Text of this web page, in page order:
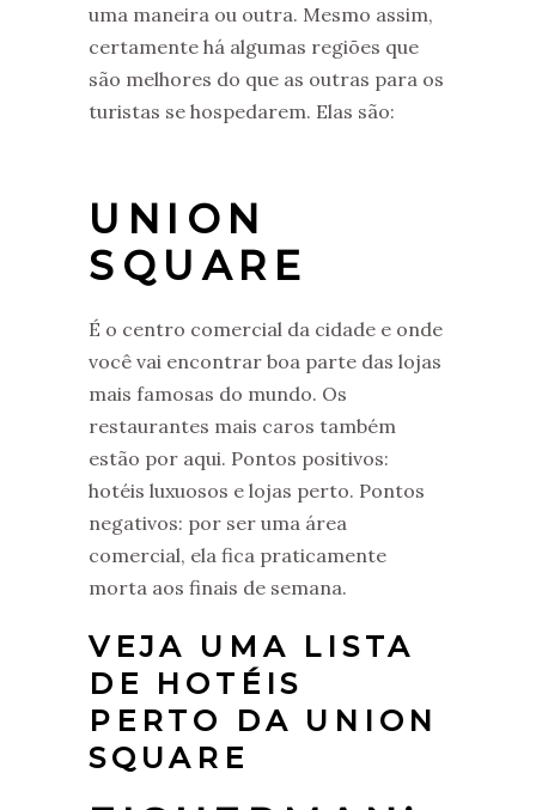
uma maneira ou outra. Mesmo assim,
certamente há algumas regiões que
são melhores do que as outras para os
turistas se hospedarem. Elas são:
UNION
SQUARE
É o centro comercial da cidade e onde
você vai encontrar boa parte das lojas
mais famosas do mundo. Os
restaurantes mais caros também
estão por aqui. Pontos positivos:
hotéis luxuosos e lojas perto. Pontos
negativos: por ser uma área
comercial, ela fica praticamente
morta aos finais de semana.
VEJA UMA LISTA
DE HOTÉIS
PERTO DA UNION
SQUARE